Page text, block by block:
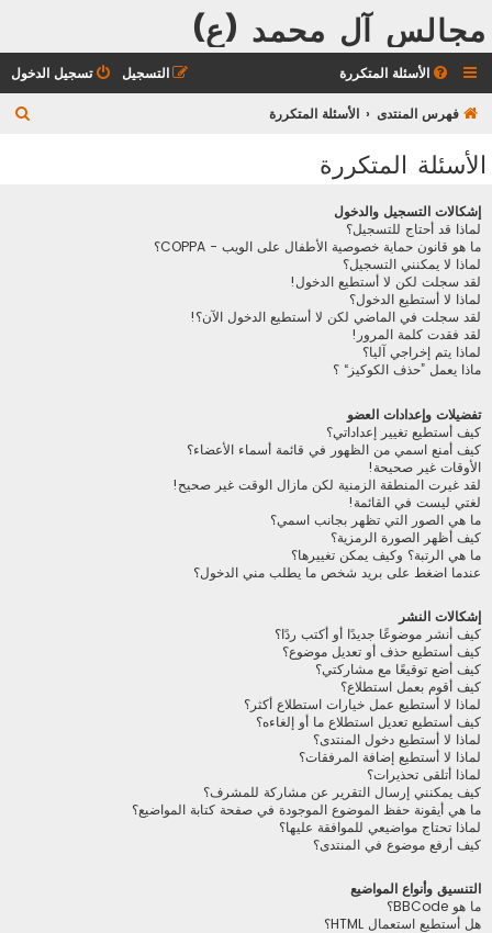
مجالس آل محمد (ع)
الأسئلة المتكررة تسجيل الدخول التسجيل
فهرس المنتدى الأسئلة المتكررة
الأسئلة المتكررة
إشكالات التسجيل والدخول
لماذا قد أحتاج للتسجيل؟
ما هو قانون حماية خصوصية الأطفال على الويب - COPPA؟
لماذا لا يمكنني التسجيل؟
لقد سجلت لكن لا أستطيع الدخول!
لماذا لا أستطيع الدخول؟
لقد سجلت في الماضي لكن لا أستطيع الدخول الآن؟!
لقد فقدت كلمة المرور!
لماذا يتم إخراجي آليا؟
ماذا يعمل ”حذف الكوكيز“ ؟
تفضيلات وإعدادات العضو
كيف أستطيع تغيير إعداداتي؟
كيف أمنع اسمي من الظهور في قائمة أسماء الأعضاء؟
الأوقات غير صحيحة!
لقد غيرت المنطقة الزمنية لكن مازال الوقت غير صحيح!
لغتي ليست في القائمة!
ما هي الصور التي تظهر بجانب اسمي؟
كيف أظهر الصورة الرمزية؟
ما هي الرتبة؟ وكيف يمكن تغييرها؟
عندما اضغط على بريد شخص ما يطلب مني الدخول؟
إشكالات النشر
كيف أنشر موضوعًا جديدًا أو أكتب ردًا؟
كيف أستطيع حذف أو تعديل موضوع؟
كيف أضع توقيعًا مع مشاركتي؟
كيف أقوم بعمل استطلاع؟
لماذا لا أستطيع عمل خيارات استطلاع أكثر؟
كيف أستطيع تعديل استطلاع ما أو إلغاءه؟
لماذا لا أستطيع دخول المنتدى؟
لماذا لا أستطيع إضافة المرفقات؟
لماذا أتلقى تحذيرات؟
كيف يمكنني إرسال التقرير عن مشاركة للمشرف؟
ما هي أيقونة حفظ الموضوع الموجودة في صفحة كتابة المواضيع؟
لماذا تحتاج مواضيعي للموافقة عليها؟
كيف أرفع موضوع في المنتدى؟
التنسيق وأنواع المواضيع
ما هو BBCode؟
هل أستطيع استعمال HTML؟